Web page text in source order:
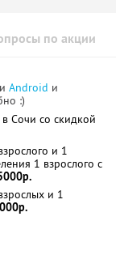
по акции
Android и
:)
в Сочи со скидкой
и 1
1 взрослого с
и 1